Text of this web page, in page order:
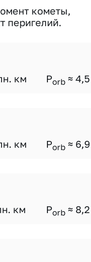
кометы,
перигелий.
км Porb ≈ 4,5
км Porb ≈ 6,9
км Porb ≈ 8,2